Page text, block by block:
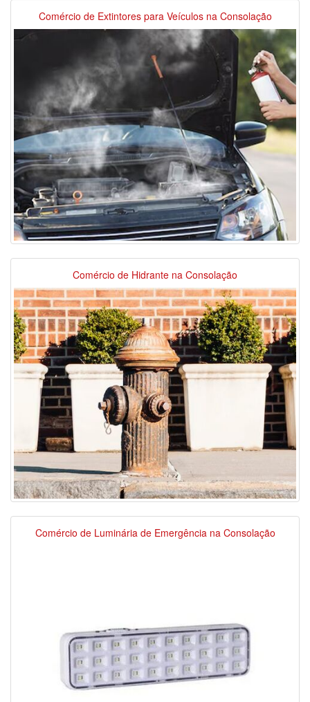
Comércio de Extintores para Veículos na Consolação
Comércio de Hidrante na Consolação
Comércio de Luminária de Emergência na Consolação